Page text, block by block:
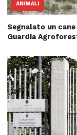
ANIMALI
Segnalato un
Guardia